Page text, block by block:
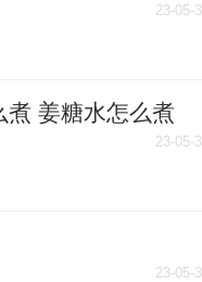
23-05-
煮 姜糖水怎么煮
23-05-
23-05-